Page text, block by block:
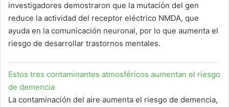
investigadores demostraron que la mutación del gen
reduce la actividad del receptor eléctrico NMDA, que
ayuda en la comunicación neuronal, por lo que aumenta el
riesgo de desarrollar trastornos mentales.
Estos tres contaminantes atmosféricos aumentan el riesgo
de demencia
La contaminación del aire aumenta el riesgo de demencia,